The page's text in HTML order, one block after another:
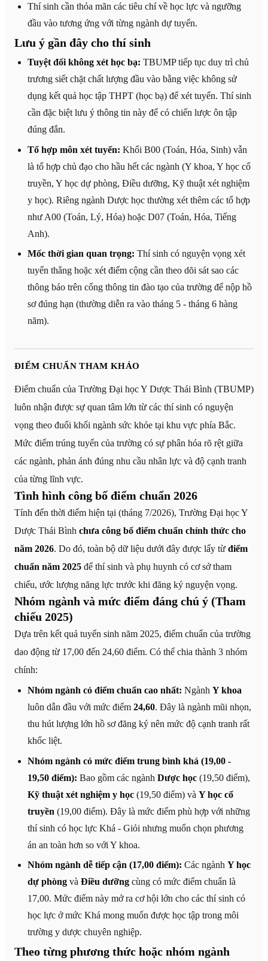
Thí sinh cần thỏa mãn các tiêu chí về học lực và ngưỡng
đầu vào tương ứng với từng ngành dự tuyển.
Lưu ý gần đây cho thí sinh
Tuyệt đối không xét học bạ: TBUMP tiếp tục duy trì chủ
trương siết chặt chất lượng đầu vào bằng việc không sử
dụng kết quả học tập THPT (học bạ) để xét tuyển. Thí sinh
cần đặc biệt lưu ý thông tin này để có chiến lược ôn tập
đúng đắn.
Tổ hợp môn xét tuyển: Khối B00 (Toán, Hóa, Sinh) vẫn
là tổ hợp chủ đạo cho hầu hết các ngành (Y khoa, Y học cổ
truyền, Y học dự phòng, Điều dưỡng, Kỹ thuật xét nghiệm
y học). Riêng ngành Dược học thường xét thêm các tổ hợp
như A00 (Toán, Lý, Hóa) hoặc D07 (Toán, Hóa, Tiếng
Anh).
Mốc thời gian quan trọng: Thí sinh có nguyện vọng xét
tuyển thẳng hoặc xét điểm cộng cần theo dõi sát sao các
thông báo trên cổng thông tin đào tạo của trường để nộp hồ
sơ đúng hạn (thường diễn ra vào tháng 5 - tháng 6 hàng
năm).
ĐIỂM CHUẨN THAM KHẢO
Điểm chuẩn của Trường Đại học Y Dược Thái Bình (TBUMP)
luôn nhận được sự quan tâm lớn từ các thí sinh có nguyện
vọng theo đuổi khối ngành sức khỏe tại khu vực phía Bắc.
Mức điểm trúng tuyển của trường có sự phân hóa rõ rệt giữa
các ngành, phản ánh đúng nhu cầu nhân lực và độ cạnh tranh
của từng lĩnh vực.
Tình hình công bố điểm chuẩn 2026
Tính đến thời điểm hiện tại (tháng 7/2026), Trường Đại học Y
Dược Thái Bình chưa công bố điểm chuẩn chính thức cho
năm 2026. Do đó, toàn bộ dữ liệu dưới đây được lấy từ điểm
chuẩn năm 2025 để thí sinh và phụ huynh có cơ sở tham
chiếu, ước lượng năng lực trước khi đăng ký nguyện vọng.
Nhóm ngành và mức điểm đáng chú ý (Tham
chiếu 2025)
Dựa trên kết quả tuyển sinh năm 2025, điểm chuẩn của trường
dao động từ 17,00 đến 24,60 điểm. Có thể chia thành 3 nhóm
chính:
Nhóm ngành có điểm chuẩn cao nhất: Ngành Y khoa
luôn dẫn đầu với mức điểm 24,60. Đây là ngành mũi nhọn,
thu hút lượng lớn hồ sơ đăng ký nên mức độ cạnh tranh rất
khốc liệt.
Nhóm ngành có mức điểm trung bình khá (19,00 -
19,50 điểm): Bao gồm các ngành Dược học(19,50 điểm),
Kỹ thuật xét nghiệm y học(19,50 điểm) và Y học cổ
truyền (19,00 điểm). Đây là mức điểm phù hợp với những
thí sinh có học lực Khá - Giỏi nhưng muốn chọn phương
án an toàn hơn so với Y khoa.
Nhóm ngành dễ tiếp cận (17,00 điểm): Các ngành Y học
dự phòngvà Điều dưỡngcùng có mức điểm chuẩn là
17,00. Mức điểm này mở ra cơ hội lớn cho các thí sinh có
học lực ở mức Khá mong muốn được học tập trong môi
trường y dược chuyên nghiệp.
Theo từng phương thức hoặc nhóm ngành